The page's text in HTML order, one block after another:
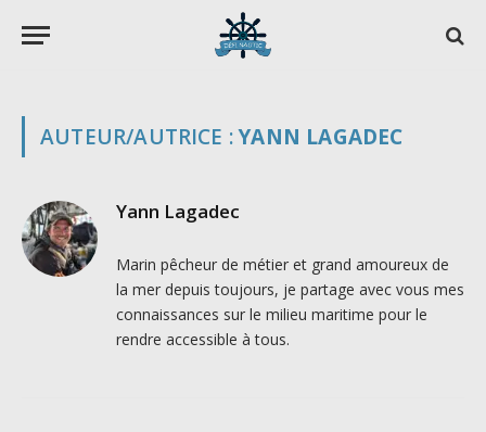
AUTEUR/AUTRICE :YANN LAGADEC
Yann Lagadec
Marin pêcheur de métier et grand amoureux de
la mer depuis toujours, je partage avec vous mes
connaissances sur le milieu maritime pour le
rendre accessible à tous.